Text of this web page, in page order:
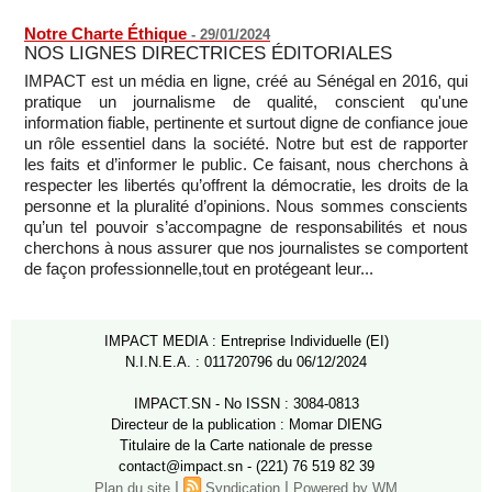
Notre Charte Éthique - 29/01/2024
NOS LIGNES DIRECTRICES ÉDITORIALES
IMPACT est un média en ligne, créé au Sénégal en 2016, qui
pratique un journalisme de qualité, conscient qu'une
information fiable, pertinente et surtout digne de confiance joue
un rôle essentiel dans la société. Notre but est de rapporter
les faits et d’informer le public. Ce faisant, nous cherchons à
respecter les libertés qu’offrent la démocratie, les droits de la
personne et la pluralité d’opinions. Nous sommes conscients
qu’un tel pouvoir s’accompagne de responsabilités et nous
cherchons à nous assurer que nos journalistes se comportent
de façon professionnelle,tout en protégeant leur...
IMPACT MEDIA : Entreprise Individuelle (EI)
N.I.N.E.A. : 011720796 du 06/12/2024
IMPACT.SN - No ISSN : 3084-0813
Directeur de la publication : Momar DIENG
Titulaire de la Carte nationale de presse
contact@impact.sn - (221) 76 519 82 39
Plan du site | Syndication | Powered by WM